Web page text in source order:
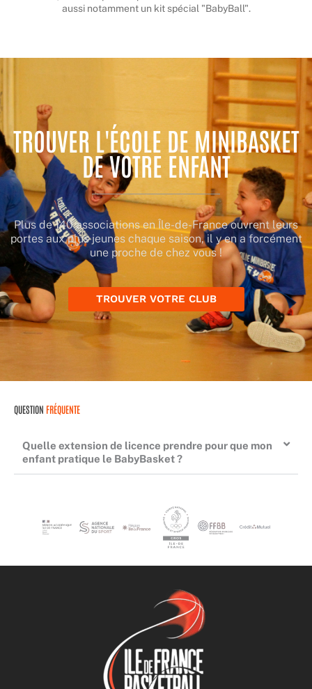
aussi notamment un kit spécial "BabyBall".
TROUVER L'ÉCOLE DE MINIBASKET
DE VOTRE ENFANT
Plus de 140 associations en Île-de-France ouvrent leurs
portes aux plus jeunes chaque saison, il y en a forcément
une proche de chez vous !
TROUVER VOTRE CLUB
QUESTION FRÉQUENTE
Quelle extension de licence prendre pour que mon
enfant pratique le BabyBasket ?